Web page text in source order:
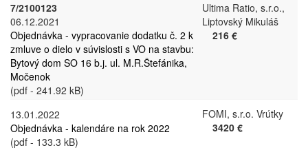
7/2100123
06.12.2021
Objednávka - vypracovanie dodatku č. 2 k
zmluve o dielo v súvislosti s VO na stavbu:
Bytový dom SO 16 b.j. ul. M.R.Štefánika,
Močenok
(pdf - 241.92 kB)
Ultima Ratio, s.r.o.,
Liptovský Mikuláš
216 €
13.01.2022
Objednávka - kalendáre na rok 2022
(pdf - 133.3 kB)
FOMI, s.r.o. Vrútky
3420 €